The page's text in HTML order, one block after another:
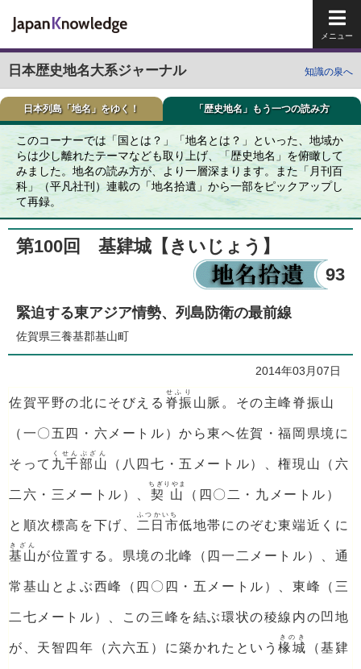
日本歴史地名大系ジャーナル 知識の泉へ
日本列島「地名」をゆく！ 「歴史地名」もう一つの読み方
このコーナーでは「国とは？」「地名とは？」といった、地域か
らは少し離れたテーマなども取り上げ、「歴史地名」を俯瞰して
みました。地名の読み方が、より一層深まります。また「月刊百
科」（平凡社刊）連載の「地名拾遺」から一部をピックアップし
て再録。
第100回 基肄城 【きいじょう】
93
緊迫する東アジア情勢、列島防衛の最前線
佐賀県三養基郡基山町
2014年03月07日
佐賀平野の北にそびえる 脊振
せふり
山脈。その主峰脊振山
（一〇五四・六メートル）から東へ佐賀・福岡県境に
そって 九千部山
くせんぶざん
（八四七・五メートル）、権現山（六
二六・三メートル）、 契山
ちぎりやま
（四〇二・九メートル）
と順次標高を下げ、 二日市
ふつかいち
低地帯にのぞむ東端近くに
基山
きざん
が位置する。県境の北峰（四一二メートル）、通
常基山とよぶ西峰（四〇四・五メートル）、東峰（三
二七メートル）、この三峰を結ぶ環状の稜線内の凹地
が、天智四年（六六五）に築かれたという椽城
きのき
（基肄